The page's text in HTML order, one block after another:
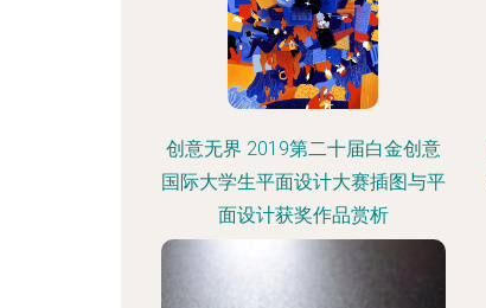
创意无界 2019第二十届白金创意
国际大学生平面设计大赛插图与平
面设计获奖作品赏析